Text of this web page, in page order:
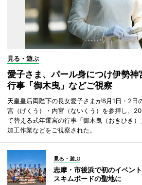
見る・遊ぶ
愛子さま、パール身につけ伊勢
行事「御木曳」などご視察
天皇皇后両陛下の長女愛子さまが8月1日・2日
宮（げくう）・内宮（ないくう）を参拝し、
て替える式年遷宮の行事「御木曳（おきひき
加工作業などをご視察された。
見る・遊ぶ
志摩・市後浜で初のイベン
スキムボードの聖地に